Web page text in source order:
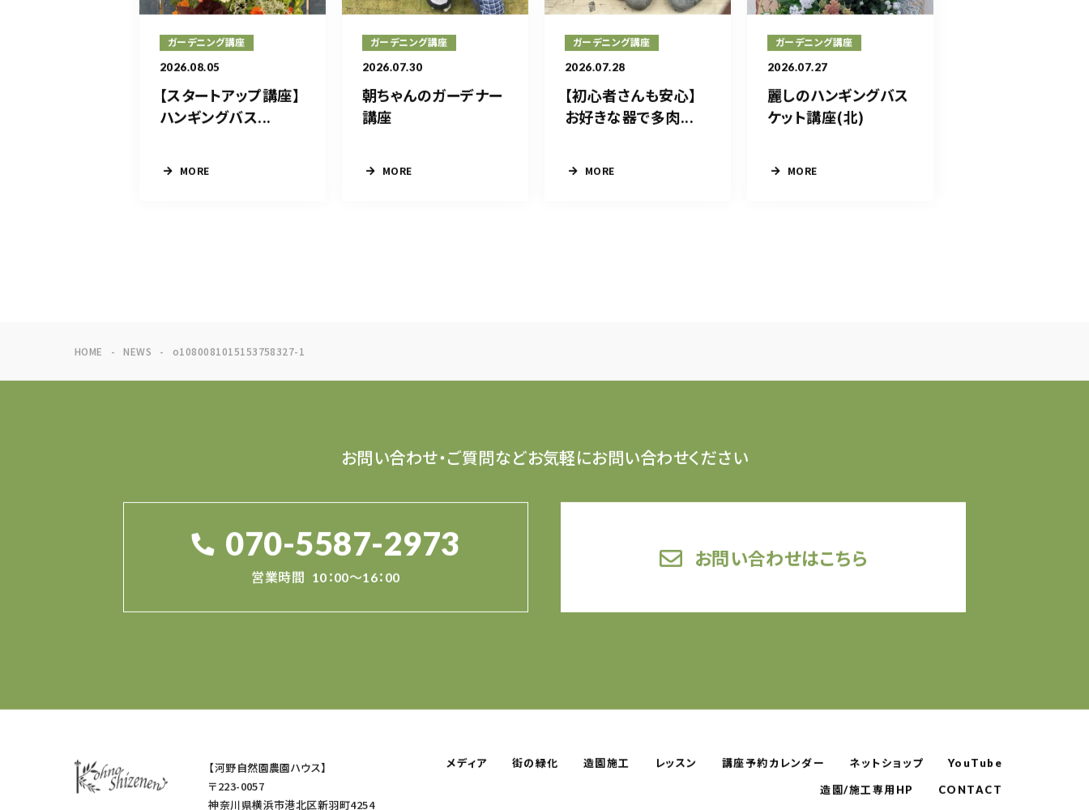
ガーデニング講座
2026.08.05
【スタートアップ講座】
ハンギングバス...
MORE
ガーデニング講座
2026.07.30
朝ちゃんのガーデナー
講座
MORE
ガーデニング講座
2026.07.28
【初心者さんも安心】
お好きな器で多肉...
MORE
ガーデニング講座
2026.07.27
麗しのハンギングバス
ケット講座(北)
MORE
HOME NEWS o1080081015153758327-1
お問い合わせ・ご質問などお気軽にお問い合わせください
070-5587-2973
営業時間 10：00～16：00
お問い合わせはこちら
【河野自然園農園ハウス】
〒223-0057
神奈川県横浜市港北区新羽町4254
メディア 街の緑化 造園施工 レッスン 講座予約カレンダー ネットショップ YouTube
造園/施工専用HP CONTACT